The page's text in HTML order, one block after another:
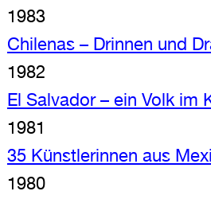
1983
Chilenas – Drinnen und
1982
El Salvador – ein Volk im
1981
35 Künstlerinnen aus
1980